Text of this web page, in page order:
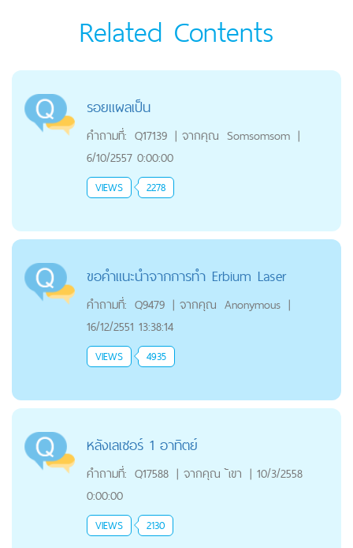
Related Contents
รอยแผลเป็น
คำถามที่: Q17139 | จากคุณ Somsomsom |
6/10/2557 0:00:00
VIEWS 2278
ขอคำแนะนำจากการทำ Erbium Laser
คำถามที่: Q9479 | จากคุณ Anonymous |
16/12/2551 13:38:14
VIEWS 4935
หลังเลเซอร์ 1 อาทิตย์
คำถามที่: Q17588 | จากคุณ ้เขา | 10/3/2558
0:00:00
VIEWS 2130